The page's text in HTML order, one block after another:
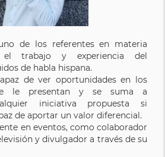
de los referentes en materia
trabajo y experiencia del
de habla hispana.
de ver oportunidades en los
le presentan y se suma a
iniciativa propuesta si
de aportar un valor diferencial.
en eventos, como colaborador
y divulgador a través de su